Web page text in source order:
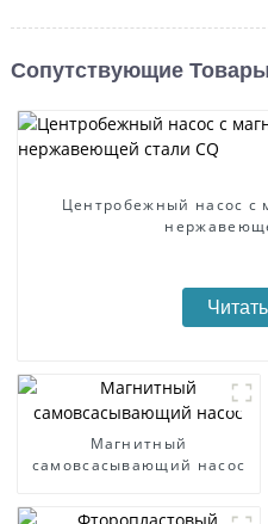
Сопутствующие Товары
Центробежный насос с
Магнитный
самовсасывающий насос